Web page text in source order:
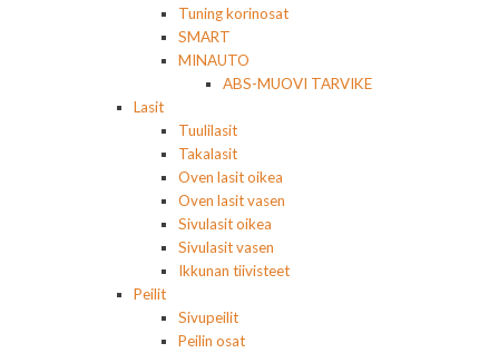
Tuning korinosat
SMART
MINAUTO
ABS-MUOVI TARVIKE
Lasit
Tuulilasit
Takalasit
Oven lasit oikea
Oven lasit vasen
Sivulasit oikea
Sivulasit vasen
Ikkunan tiivisteet
Peilit
Sivupeilit
Peilin osat